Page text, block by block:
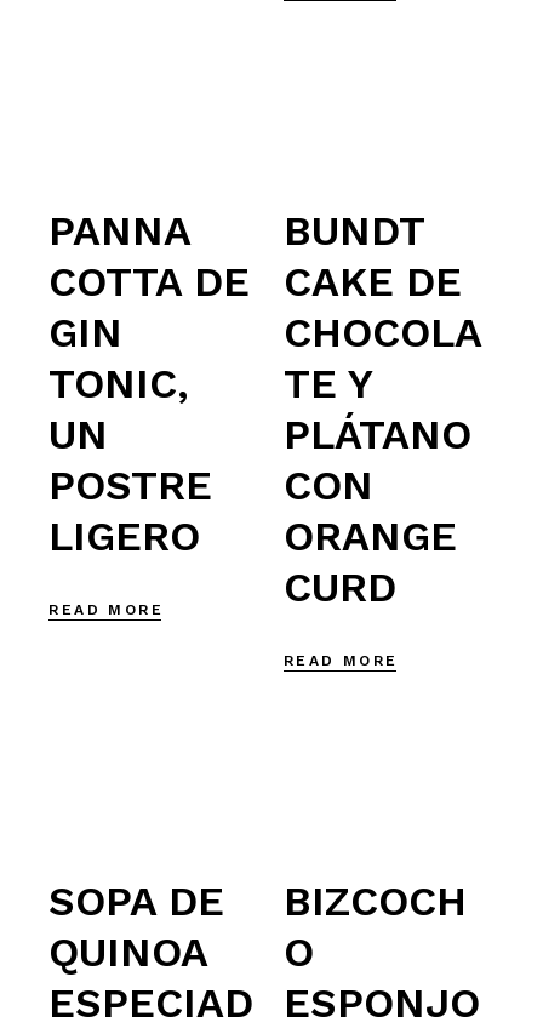
PANNA
COTTA DE
GIN
TONIC,
UN
POSTRE
LIGERO
READ MORE
BUNDT
CAKE DE
CHOCOLA
TE Y
PLÁTANO
CON
ORANGE
CURD
READ MORE
SOPA DE
QUINOA
ESPECIAD
BIZCOCH
O
ESPONJO